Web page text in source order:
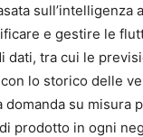
e gestire le
dati, tra cui le
lo storico delle
su misura
prodotto in ogni